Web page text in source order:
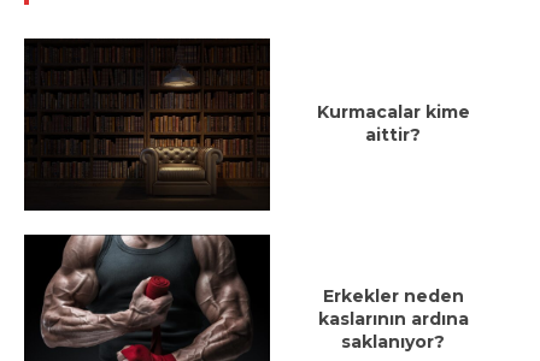
Kurmacalar kime
aittir?
Erkekler neden
kaslarının ardına
saklanıyor?